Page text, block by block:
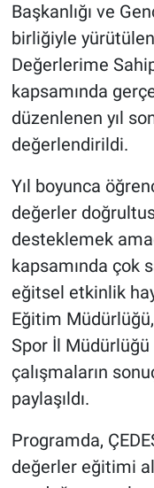
Başkanlığı ve
birliğiyle
Değerlerime
kapsamında
düzenlenen yıl
değerlendirildi.
Yıl boyunca
değerler
desteklemek
kapsamında çok
eğitsel etkinlik
Eğitim
Spor İl
çalışmaların
paylaşıldı.
Programda,
değerler eğitimi